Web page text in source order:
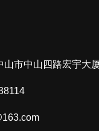
山市中山四路宏宇大